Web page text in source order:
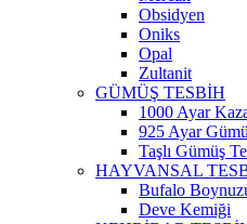
Obsidyen
Oniks
Opal
Zultanit
GÜMÜŞ TESBİH
1000 Ayar
925 Ayar
Taşlı Gümüş
HAYVANSAL
Bufalo
Deve Kemiği